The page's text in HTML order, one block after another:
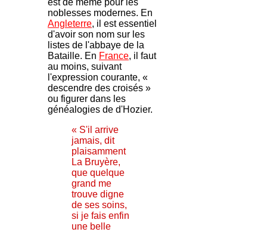
noblesses modernes. En
Angleterre, il est essentiel
d'avoir son nom sur les
listes de l'abbaye de la
Bataille. En France, il faut
au moins, suivant
l'expression courante, «
descendre des croisés »
ou figurer dans les
généalogies de d'Hozier.
« S'il arrive
jamais, dit
plaisamment
La Bruyère,
que quelque
grand me
trouve digne
de ses soins,
si je fais enfin
une belle